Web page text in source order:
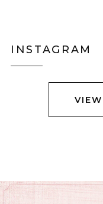
も隠れない上半身
るのはネックウォ
INSTAGRAM